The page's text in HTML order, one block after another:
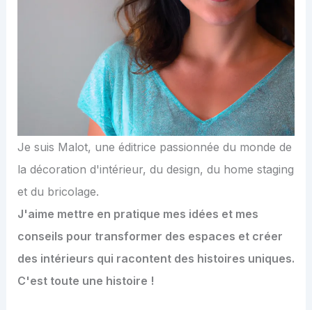
Je suis Malot, une éditrice passionnée du monde de
la décoration d'intérieur, du design, du home staging
et du bricolage.
J'aime mettre en pratique mes idées et mes
conseils pour transformer des espaces et créer
des intérieurs qui racontent des histoires uniques.
C'est toute une histoire !